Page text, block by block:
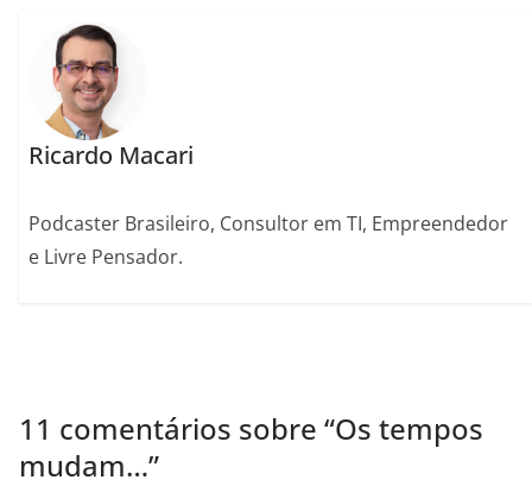
Ricardo Macari
Podcaster Brasileiro, Consultor em TI, Empreendedor
e Livre Pensador.
11 comentários sobre “Os tempos
mudam…”